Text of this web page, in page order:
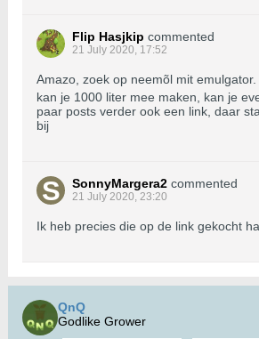
Flip Hasjkip commented
21 July 2020, 17:52
Amazo, zoek op neemõl mit emulgator.
kan je 1000 liter mee maken, kan je
paar posts verder ook een link, daar
bij
SonnyMargera2 commented
21 July 2020, 23:20
Ik heb precies die op de link gekocht
QnQ
Godlike Grower